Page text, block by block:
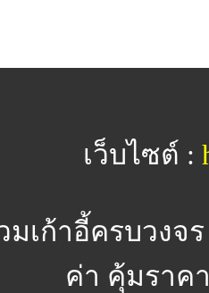
เว็บไซต์ :
เก้าอี้ครบวงจ
ค่า คุ้มราค